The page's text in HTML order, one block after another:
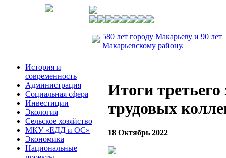
580 лет городу Макарьеву и 90 лет
Макарьевскому району.
История и
современность
Администрация
Социальная сфера
Инвестиции
Экология
Сельское хозяйство
МКУ «ЕДД и ОС»
Экономика
Национальные
Итоги
трудовых
18 Октябрь 2022